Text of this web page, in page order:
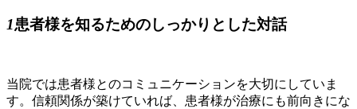
1患者様を知るためのしっかりとした対話
当院では患者様とのコミュニケーションを大切にしていま
す。信頼関係が築けていれば、患者様が治療にも前向きにな